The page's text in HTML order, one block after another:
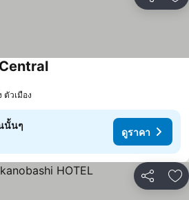
เ
ดูราคา
ตัวเมือง
นั้นๆ
ดูราคา
แชร์ เ